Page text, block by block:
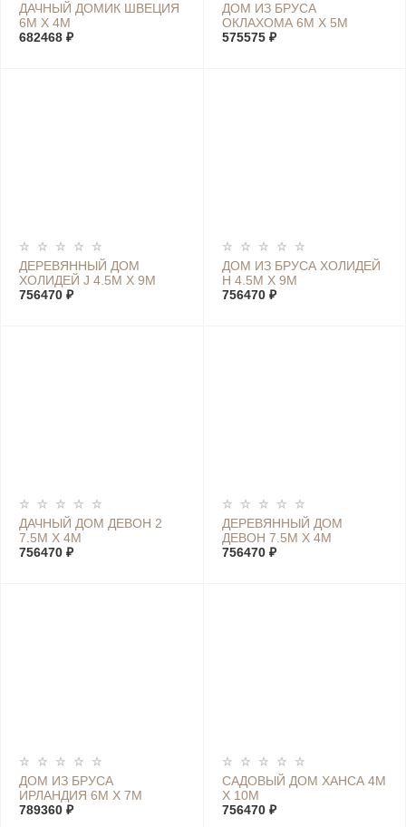
ДАЧНЫЙ ДОМИК ШВЕЦИЯ
6М Х 4М
682468 ₽
ДОМ ИЗ БРУСА
ОКЛАХОМА 6М Х 5М
575575 ₽
ДЕРЕВЯННЫЙ ДОМ
ХОЛИДЕЙ J 4.5М Х 9М
756470 ₽
ДОМ ИЗ БРУСА ХОЛИДЕЙ
Н 4.5М Х 9М
756470 ₽
ДАЧНЫЙ ДОМ ДЕВОН 2
7.5М Х 4М
756470 ₽
ДЕРЕВЯННЫЙ ДОМ
ДЕВОН 7.5М Х 4М
756470 ₽
ДОМ ИЗ БРУСА
ИРЛАНДИЯ 6М Х 7М
789360 ₽
САДОВЫЙ ДОМ ХАНСА 4М
Х 10М
756470 ₽